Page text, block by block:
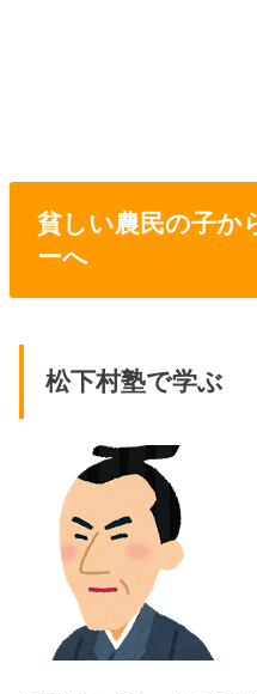
貧しい農民の子か
ーへ
松下村塾で学ぶ